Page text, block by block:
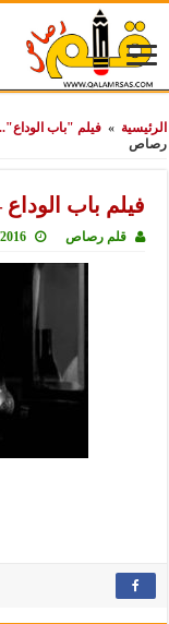
الرئيسية » فيلم "باب
رصاص
فيلم باب
قلم رصاص